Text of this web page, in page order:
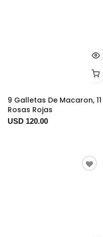
9 Galletas De Macaron, 11
Rosas Rojas
USD 120.00